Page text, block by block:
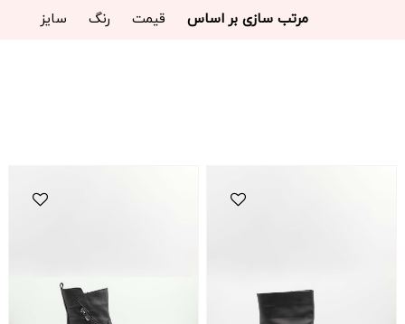
سایز رنگ قیمت مرتب سازی بر اساس